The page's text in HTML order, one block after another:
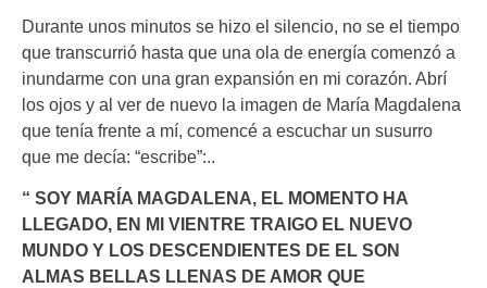
Durante unos minutos se hizo el silencio, no se el tiempo
que transcurrió hasta que una ola de energía comenzó a
inundarme con una gran expansión en mi corazón. Abrí
los ojos y al ver de nuevo la imagen de María Magdalena
que tenía frente a mí, comencé a escuchar un susurro
que me decía: “escribe”:..
“ SOY MARÍA MAGDALENA, EL MOMENTO HA
LLEGADO, EN MI VIENTRE TRAIGO EL NUEVO
MUNDO Y LOS DESCENDIENTES DE EL SON
ALMAS BELLAS LLENAS DE AMOR QUE